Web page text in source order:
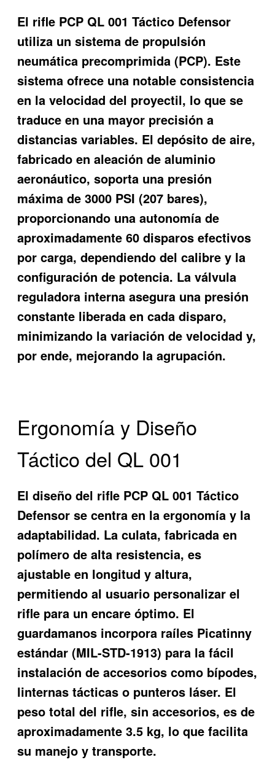
El rifle PCP QL 001 Táctico Defensor
utiliza un sistema de propulsión
neumática precomprimida (PCP). Este
sistema ofrece una notable consistencia
en la velocidad del proyectil, lo que se
traduce en una mayor precisión a
distancias variables. El depósito de aire,
fabricado en aleación de aluminio
aeronáutico, soporta una presión
máxima de 3000 PSI (207 bares),
proporcionando una autonomía de
aproximadamente 60 disparos efectivos
por carga, dependiendo del calibre y la
configuración de potencia. La válvula
reguladora interna asegura una presión
constante liberada en cada disparo,
minimizando la variación de velocidad y,
por ende, mejorando la agrupación.
Ergonomía y Diseño
Táctico del QL 001
El diseño del rifle PCP QL 001 Táctico
Defensor se centra en la ergonomía y la
adaptabilidad. La culata, fabricada en
polímero de alta resistencia, es
ajustable en longitud y altura,
permitiendo al usuario personalizar el
rifle para un encare óptimo. El
guardamanos incorpora raíles Picatinny
estándar (MIL-STD-1913) para la fácil
instalación de accesorios como bípodes,
linternas tácticas o punteros láser. El
peso total del rifle, sin accesorios, es de
aproximadamente 3.5 kg, lo que facilita
su manejo y transporte.